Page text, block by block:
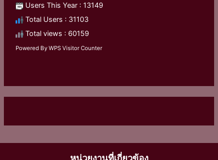
Users This Year : 13149
Total Users : 31103
Total views : 60159
Powered ByWPS Visitor Counter